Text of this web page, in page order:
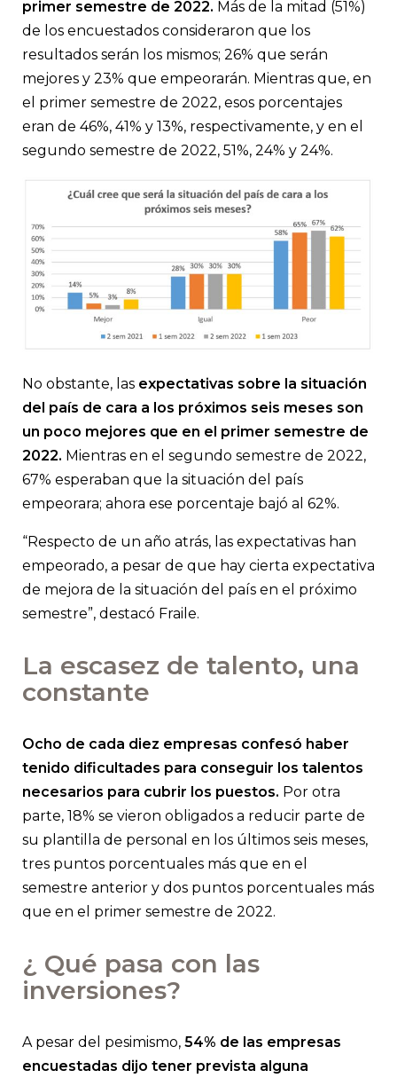
primer semestre de 2022. Más de la mitad (51%)
de los encuestados consideraron que los
resultados serán los mismos; 26% que serán
mejores y 23% que empeorarán. Mientras que, en
el primer semestre de 2022, esos porcentajes
eran de 46%, 41% y 13%, respectivamente, y en el
segundo semestre de 2022, 51%, 24% y 24%.
No obstante, las expectativas sobre la situación
del país de cara a los próximos seis meses son
un poco mejores que en el primer semestre de
2022. Mientras en el segundo semestre de 2022,
67% esperaban que la situación del país
empeorara; ahora ese porcentaje bajó al 62%.
“Respecto de un año atrás, las expectativas han
empeorado, a pesar de que hay cierta expectativa
de mejora de la situación del país en el próximo
semestre”, destacó Fraile.
La escasez de talento, una
constante
Ocho de cada diez empresas confesó haber
tenido dificultades para conseguir los talentos
necesarios para cubrir los puestos. Por otra
parte, 18% se vieron obligados a reducir parte de
su plantilla de personal en los últimos seis meses,
tres puntos porcentuales más que en el
semestre anterior y dos puntos porcentuales más
que en el primer semestre de 2022.
¿ Qué pasa con las
inversiones?
A pesar del pesimismo, 54% de las empresas
encuestadas dijo tener prevista alguna